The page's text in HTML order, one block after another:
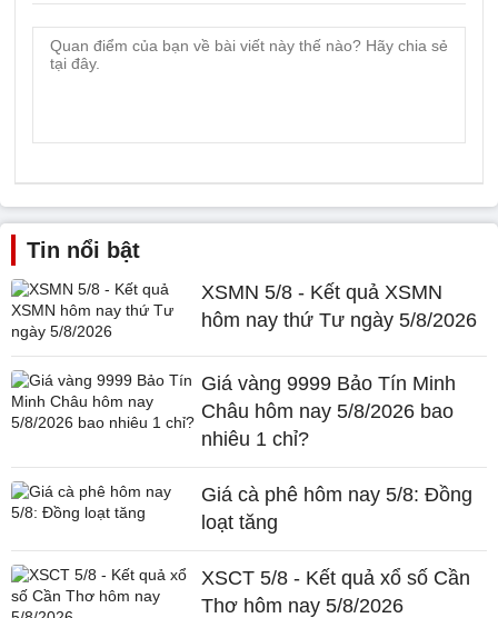
Tin nổi bật
XSMN 5/8 - Kết quả XSMN
hôm nay thứ Tư ngày 5/8/2026
Giá vàng 9999 Bảo Tín Minh
Châu hôm nay 5/8/2026 bao
nhiêu 1 chỉ?
Giá cà phê hôm nay 5/8: Đồng
loạt tăng
XSCT 5/8 - Kết quả xổ số Cần
Thơ hôm nay 5/8/2026